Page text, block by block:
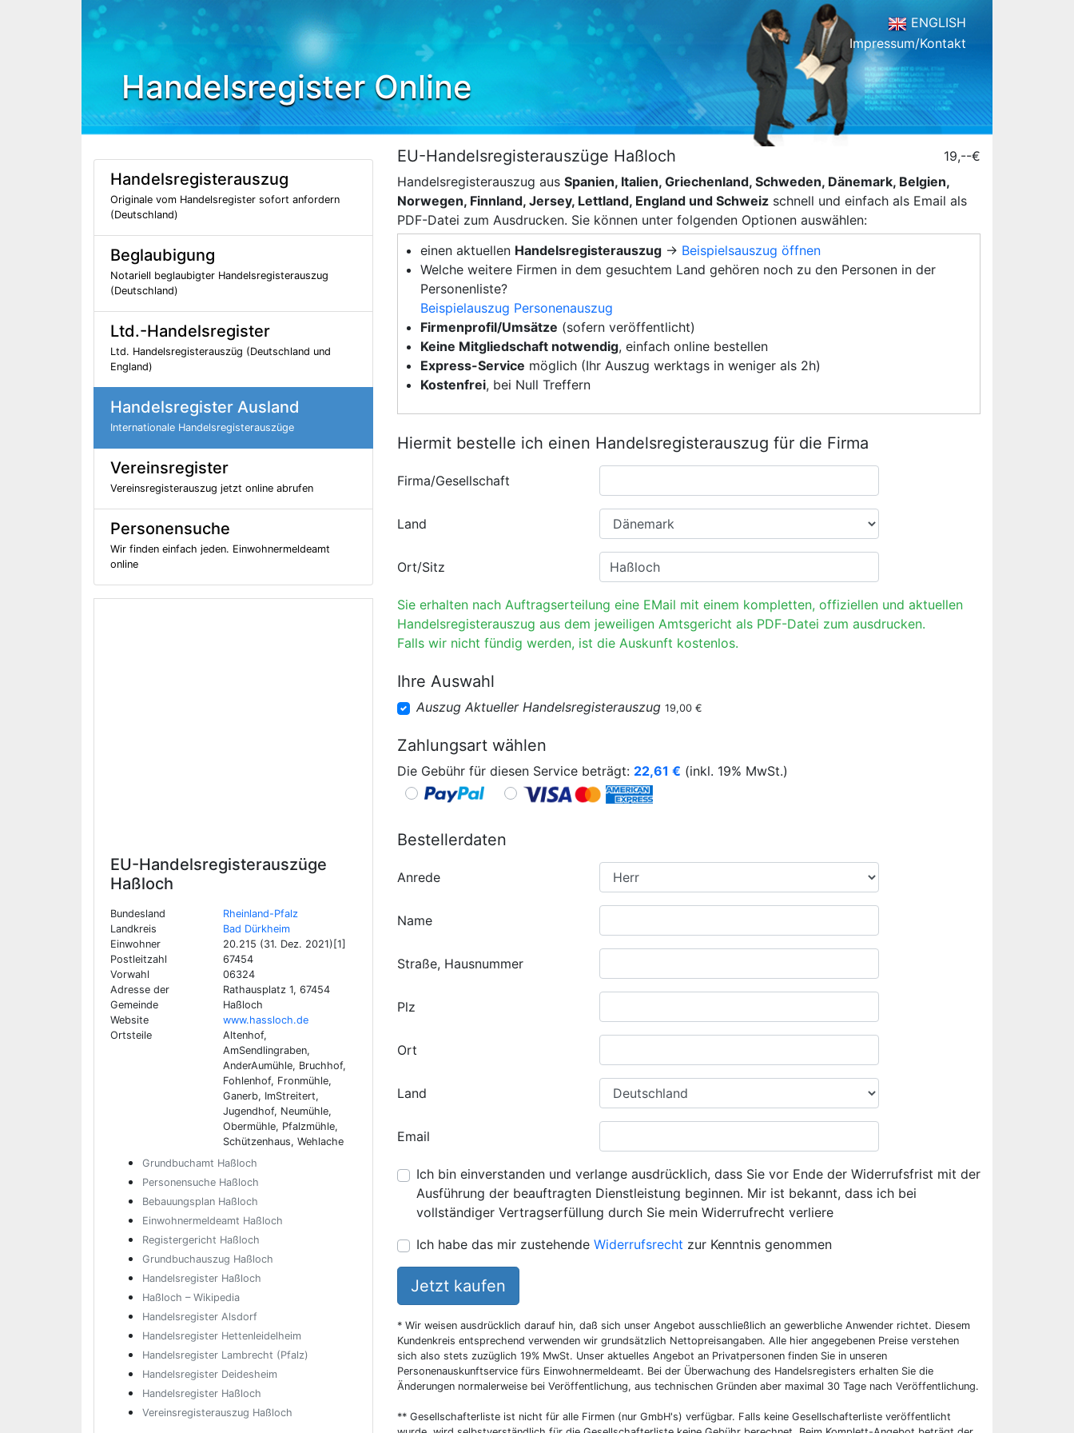
Handelsregister Online
ENGLISH
Impressum/Kontakt
Handelsregisterauszug
Originale vom Handelsregister sofort anfordern
(Deutschland)
Beglaubigung
Notariell beglaubigter Handelsregisterauszug
(Deutschland)
Ltd.-Handelsregister
Ltd. Handelsregisterauszüg (Deutschland und
England)
Handelsregister Ausland
Internationale Handelsregisterauszüge
Vereinsregister
Vereinsregisterauszug jetzt online abrufen
Personensuche
Wir finden einfach jeden. Einwohnermeldeamt
online
EU-Handelsregisterauszüge
Haßloch
Bundesland
Rheinland-Pfalz
Landkreis
Bad Dürkheim
Einwohner
20.215 (31. Dez. 2021)[1]
Postleitzahl
67454
Vorwahl
06324
Adresse der
Gemeinde
Rathausplatz 1, 67454
Haßloch
Website
www.hassloch.de
Ortsteile
Altenhof,
AmSendlingraben,
AnderAumühle, Bruchhof,
Fohlenhof, Fronmühle,
Ganerb, ImStreitert,
Jugendhof, Neumühle,
Obermühle, Pfalzmühle,
Schützenhaus, Wehlache
Grundbuchamt Haßloch
Personensuche Haßloch
Bebauungsplan Haßloch
Einwohnermeldeamt Haßloch
Registergericht Haßloch
Grundbuchauszug Haßloch
Handelsregister Haßloch
Haßloch – Wikipedia
Handelsregister Alsdorf
Handelsregister Hettenleidelheim
Handelsregister Lambrecht (Pfalz)
Handelsregister Deidesheim
Handelsregister Haßloch
Vereinsregisterauszug Haßloch
EU-Handelsregisterauszüge Haßloch
19,--€
Handelsregisterauszug aus Spanien, Italien, Griechenland, Schweden, Dänemark, Belgien,
Norwegen, Finnland, Jersey, Lettland, England und Schweiz schnell und einfach als Email als
PDF-Datei zum Ausdrucken. Sie können unter folgenden Optionen auswählen:
einen aktuellen Handelsregisterauszug → Beispielsauszug öffnen
Welche weitere Firmen in dem gesuchtem Land gehören noch zu den Personen in der
Personenliste?
Beispielauszug Personenauszug
Firmenprofil/Umsätze (sofern veröffentlicht)
Keine Mitgliedschaft notwendig, einfach online bestellen
Express-Service möglich (Ihr Auszug werktags in weniger als 2h)
Kostenfrei, bei Null Treffern
Hiermit bestelle ich einen Handelsregisterauszug für die Firma
Firma/Gesellschaft
Land
Ort/Sitz
Sie erhalten nach Auftragserteilung eine EMail mit einem kompletten, offiziellen und aktuellen
Handelsregisterauszug aus dem jeweiligen Amtsgericht als PDF-Datei zum ausdrucken.
Falls wir nicht fündig werden, ist die Auskunft kostenlos.
Ihre Auswahl
Auszug Aktueller Handelsregisterauszug 19,00 €
Zahlungsart wählen
Die Gebühr für diesen Service beträgt: 22,61 € (inkl. 19% MwSt.)
Bestellerdaten
Anrede
Name
Straße, Hausnummer
Plz
Ort
Land
Email
Ich bin einverstanden und verlange ausdrücklich, dass Sie vor Ende der Widerrufsfrist mit der
Ausführung der beauftragten Dienstleistung beginnen. Mir ist bekannt, dass ich bei
vollständiger Vertragserfüllung durch Sie mein Widerrufrecht verliere
Ich habe das mir zustehende Widerrufsrecht zur Kenntnis genommen
Jetzt kaufen
* Wir weisen ausdrücklich darauf hin, daß sich unser Angebot ausschließlich an gewerbliche Anwender richtet. Diesem
Kundenkreis entsprechend verwenden wir grundsätzlich Nettopreisangaben. Alle hier angegebenen Preise verstehen
sich also stets zuzüglich 19% MwSt. Unser aktuelles Angebot an Privatpersonen finden Sie in unseren
Personenauskunftservice fürs Einwohnermeldeamt. Bei der Überwachung des Handelsregisters erhalten Sie die
Änderungen normalerweise bei Veröffentlichung, aus technischen Gründen aber maximal 30 Tage nach Veröffentlichung.
** Gesellschafterliste ist nicht für alle Firmen (nur GmbH's) verfügbar. Falls keine Gesellschafterliste veröffentlicht